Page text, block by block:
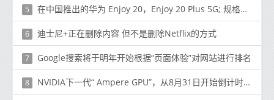
5 在中国推出的华为 Enjoy 20，Enjoy 20 Plus 5G; 规格，功能和价格
6 迪士尼+正在删除内容 但不是删除Netflix的方式
7 Google搜索将于明年开始根据“页面体验”对网站进行排名
8 NVIDIA下一代“ Ampere GPU”，从8月31日开始倒计时[更新]